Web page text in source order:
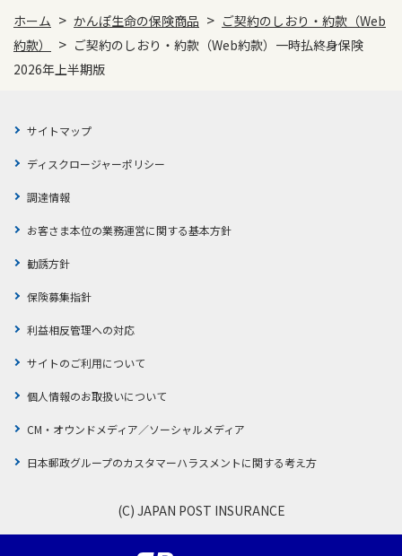
ホーム > かんぽ生命の保険商品 > ご契約のしおり・約款（Web
約款）
> ご契約のしおり・約款（Web約款）一時払終身保険
2026年上半期版
サイトマップ
ディスクロージャーポリシー
調達情報
お客さま本位の業務運営に関する基本方針
勧誘方針
保険募集指針
利益相反管理への対応
サイトのご利用について
個人情報のお取扱いについて
CM・オウンドメディア／ソーシャルメディア
日本郵政グループのカスタマーハラスメントに関する考え方
(C) JAPAN POST INSURANCE